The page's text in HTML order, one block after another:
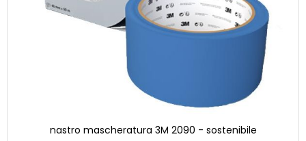
nastro mascheratura 3M 2090 - sostenibile